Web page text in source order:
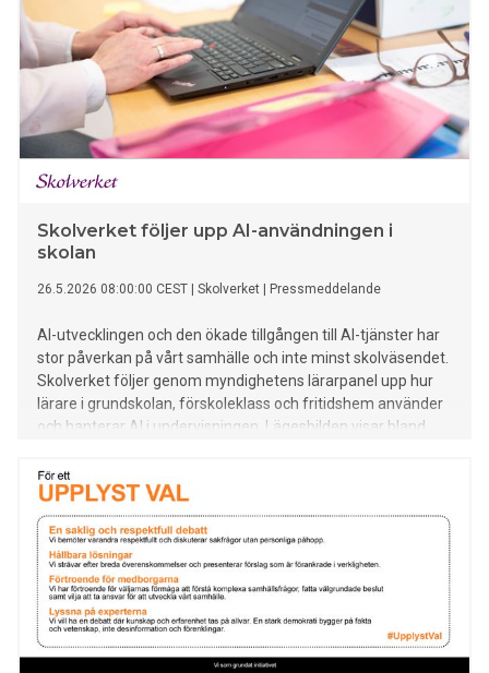
Skolverket följer upp AI-användningen i
skolan
26.5.2026 08:00:00 CEST Skolverket Pressmeddelande
AI-utvecklingen och den ökade tillgången till AI-tjänster har
stor påverkan på vårt samhälle och inte minst skolväsendet.
Skolverket följer genom myndighetens lärarpanel upp hur
lärare i grundskolan, förskoleklass och fritidshem använder
och hanterar AI i undervisningen. Lägesbilden visar bland
tjänster i någon del av sitt arbete.